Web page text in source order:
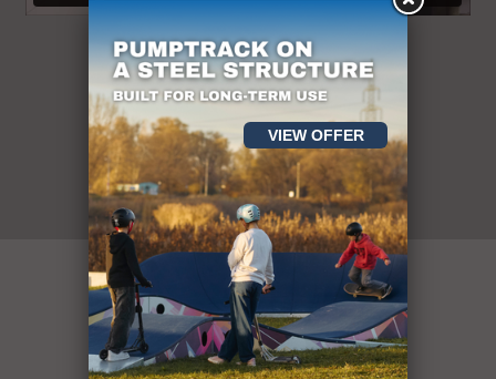
Oltre 400
VIEW OFFER